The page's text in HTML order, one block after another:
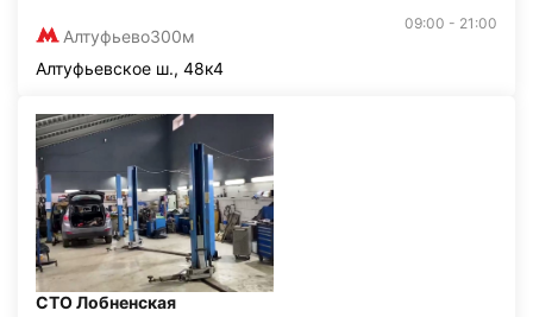
Алтуфьево300м
09:00 - 21:00
Алтуфьевское ш., 48к4
СТО Лобненская